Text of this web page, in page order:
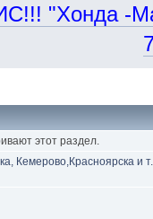
"Хонда -
этот раздел.
Кемерово,Красноярска и